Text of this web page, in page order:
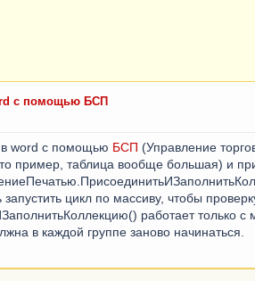
с помощью БСП
word с помощью БСП (Управление
пример, таблица вообще большая) и
цикл по массиву, чтобы
работает только с
в каждой группе заново начинаться.